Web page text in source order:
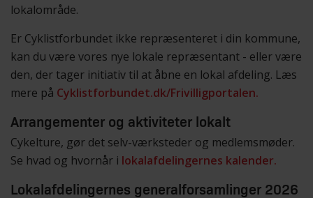
lokalområde.
Er Cyklistforbundet ikke repræsenteret i din kommune,
kan du være vores nye lokale repræsentant - eller være
den, der tager initiativ til at åbne en lokal afdeling. Læs
mere på Cyklistforbundet.dk/Frivilligportalen.
Arrangementer og aktiviteter lokalt
Cykelture, gør det selv-værksteder og medlemsmøder.
Se hvad og hvornår i lokalafdelingernes kalender.
Lokalafdelingernes generalforsamlinger 2026